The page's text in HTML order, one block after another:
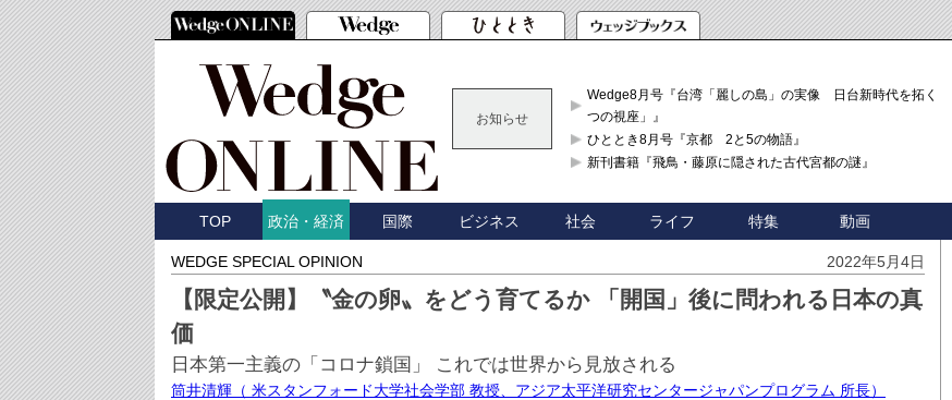
お知らせ
Wedge8月号『台湾「麗しの島」の実像 日台新時代を拓く「3
つの視座」』
ひととき8月号『京都 2と5の物語』
新刊書籍『飛鳥・藤原に隠された古代宮都の謎』
TOP 政治・経済 国際 ビジネス 社会 ライフ 特集 動画
WEDGE SPECIAL OPINION 2022年5月4日
【限定公開】〝金の卵〟をどう育てるか 「開国」後に問われる日本の真
価
日本第一主義の「コロナ鎖国」 これでは世界から見放される
筒井清輝 （ 米スタンフォード大学社会学部 教授、アジア太平洋研究センタージャパンプログラム 所長）